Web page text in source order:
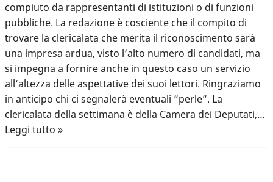
compiuto da rappresentanti di istituzioni o di funzioni
pubbliche. La redazione è cosciente che il compito di
trovare la clericalata che merita il riconoscimento sarà
una impresa ardua, visto l’alto numero di candidati, ma
si impegna a fornire anche in questo caso un servizio
all’altezza delle aspettative dei suoi lettori. Ringraziamo
in anticipo chi ci segnalerà eventuali “perle”. La
clericalata della settimana è della Camera dei Deputati,…
Leggi tutto »